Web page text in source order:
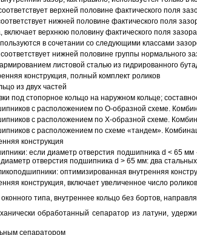
верхней половине фактического поля
нижней половине фактического поля
верхнюю половину фактического поля
в сочетании со следующими классами
нижней половине группы нормального
листовой сталью из гидрированного
конструкция, полный комплект роликов
из двух частей
под стопорное кольцо на наружном кольце;
с расположением по О-образной схеме.
с расположением по Х-образной схеме.
с расположением по схеме «тандем».
конструкция
если диаметр отверстия подшипника d < 65
отверстия подшипника d > 65 мм: два
оптимизированная внутренняя
конструкция, включает увеличенное число
типа, внутреннее кольцо без бортов,
обработанный сепаратор из латуни,
сепаратором